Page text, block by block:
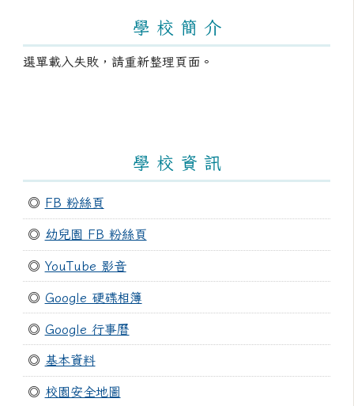
學 校 簡 介
選單載入失敗，請重新整理頁面。
學 校 資 訊
◎ FB 粉絲頁
◎ 幼兒園 FB 粉絲頁
◎ YouTube 影音
◎ Google 硬碟相簿
◎ Google 行事曆
◎ 基本資料
◎ 校園安全地圖